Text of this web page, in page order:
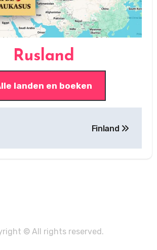
Rusland
landen en boeken
Finland
© All rights reserved.